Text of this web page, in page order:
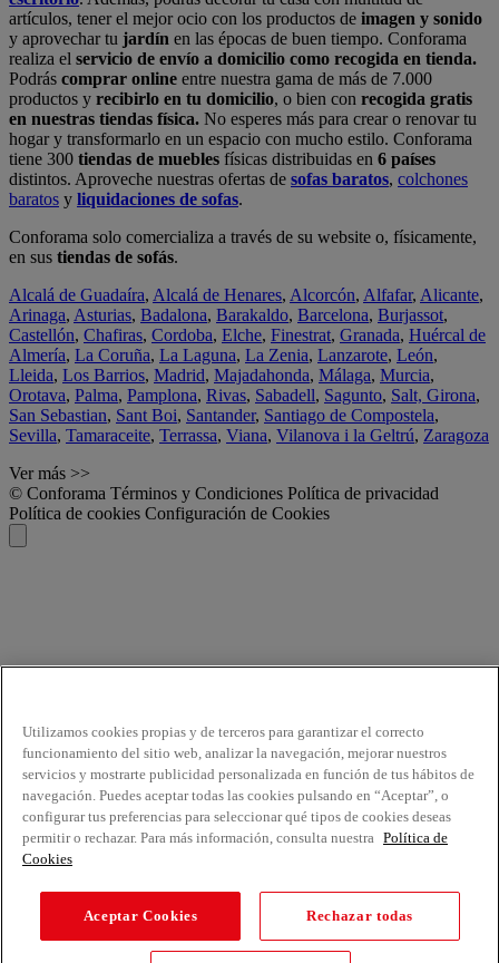
artículos, tener el mejor ocio con los productos de imagen y sonido
y aprovechar tu jardín en las épocas de buen tiempo. Conforama
realiza el servicio de envío a domicilio como recogida en tienda.
Podrás comprar online entre nuestra gama de más de 7.000
productos y recibirlo en tu domicilio, o bien con recogida gratis
en nuestras tiendas física. No esperes más para crear o renovar tu
hogar y transformarlo en un espacio con mucho estilo. Conforama
tiene 300 tiendas de muebles físicas distribuidas en 6 países
distintos. Aproveche nuestras ofertas de sofas baratos, colchones
baratos y liquidaciones de sofas.
Conforama solo comercializa a través de su website o, físicamente,
en sus tiendas de sofás.
Alcalá de Guadaíra, Alcalá de Henares, Alcorcón, Alfafar, Alicante,
Arinaga, Asturias, Badalona, Barakaldo, Barcelona, Burjassot,
Castellón, Chafiras, Cordoba, Elche, Finestrat, Granada, Huércal de
Almería, La Coruña, La Laguna, La Zenia, Lanzarote, León,
Lleida, Los Barrios, Madrid, Majadahonda, Málaga, Murcia,
Orotava, Palma, Pamplona, Rivas, Sabadell, Sagunto, Salt, Girona,
San Sebastian, Sant Boi, Santander, Santiago de Compostela,
Sevilla, Tamaraceite, Terrassa, Viana, Vilanova i la Geltrú, Zaragoza
Ver más >>
© Conforama Términos y Condiciones Política de privacidad
Política de cookies Configuración de Cookies
Utilizamos cookies propias y de terceros para garantizar el correcto
funcionamiento del sitio web, analizar la navegación, mejorar nuestros
servicios y mostrarte publicidad personalizada en función de tus hábitos de
navegación. Puedes aceptar todas las cookies pulsando en “Aceptar”, o
configurar tus preferencias para seleccionar qué tipos de cookies deseas
permitir o rechazar. Para más información, consulta nuestra Política de
Cookies
Aceptar Cookies Rechazar todas